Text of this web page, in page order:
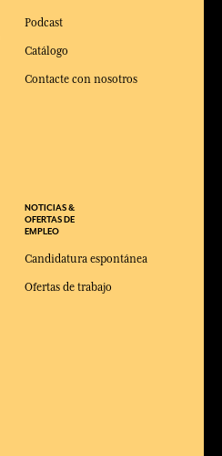
Podcast
Catálogo
Contacte con nosotros
NOTICIAS &
OFERTAS DE
EMPLEO
Candidatura espontánea
Ofertas de trabajo